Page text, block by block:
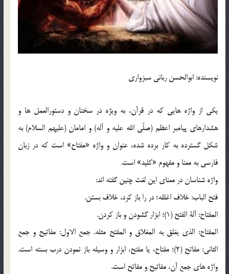
نویسنده: ابوالحسن ربانی سبزواری
یکی از واژه هایی که در قرآن، به ویژه در سخنان و دستورالعمل ها و
هشدارهای پیامبر اعظم (صلّی الله علیه و آله) و امامان (علیهم السلام) به
شکل گسترده به کار برده شده، عنوان و واژه «مفتاح» است که در زبان
فارسی به معنا و مفهوم «کلید» است.
واژه شناسان در معنای این لغت چنین گفته اند:
فتح الباب: خلاف اغلقه؛ در را باز کرد، خلاف بستن.
المفتاح: آلة الفتح (1)؛ ابزار گشودن و باز کردن.
المفتاح: الذی یغلق به المغلاق و المفتح مثله. جمع الاول: مفاتیح و جمع
الثانی: مفاتح (2)؛ مفتاح، یا مفتح، ابزار و وسیله باز نمودن درب بسته است.
واژه های جمع آن، مفاتیح و مفاتح است.